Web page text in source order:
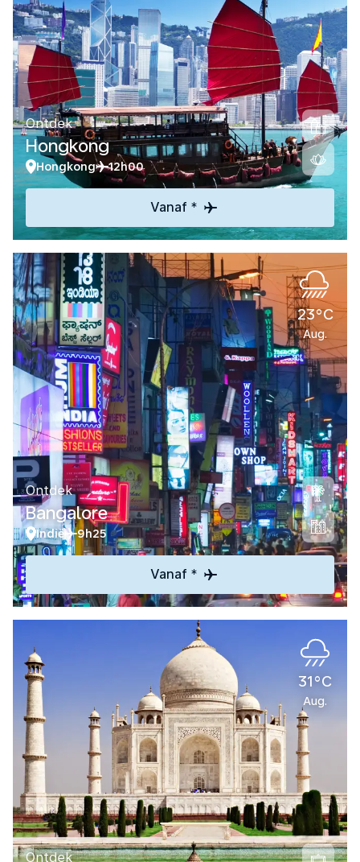
Ontdek
Hongkong
Hongkong 12h00
Vanaf *
23°C
Aug.
Ontdek
Bangalore
Indië 9h25
Vanaf *
31°C
Aug.
Ontdek